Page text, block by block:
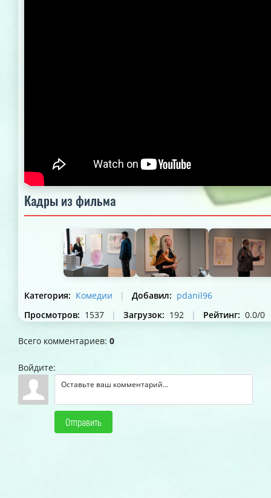
Кадры из фильма
Категория: Комедии | Добавил: pdanil96
Просмотров: 1537 | Загрузок: 192 | Рейтинг: 0.0/0
Всего комментариев: 0
Войдите:
Отправить